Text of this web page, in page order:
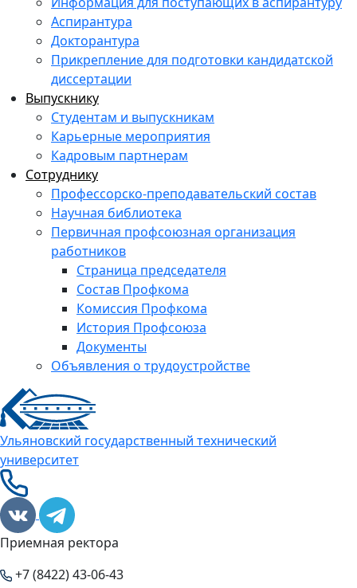
Аспирантура
Докторантура
Прикрепление для подготовки кандидатской
диссертации
Выпускнику
Студентам и выпускникам
Карьерные мероприятия
Кадровым партнерам
Сотруднику
Профессорско-преподавательский состав
Научная библиотека
Первичная профсоюзная организация
работников
Страница председателя
Состав Профкома
Комиссия Профкома
История Профсоюза
Документы
Объявления о трудоустройстве
Ульяновский государственный технический
университет
Приемная ректора
+7 (8422) 43-06-43